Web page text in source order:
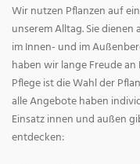
Wir nutzen Pflanzen auf
unserem Alltag. Sie dienen
im Innen- und im
haben wir lange Freude
Pflege ist die Wahl der
alle Angebote haben
Einsatz innen und außen
entdecken: